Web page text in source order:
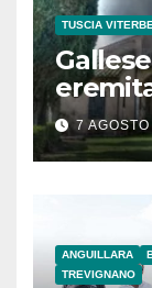
TUSCIA
secolo
7
ANGUILLARA
TREVIGNANO